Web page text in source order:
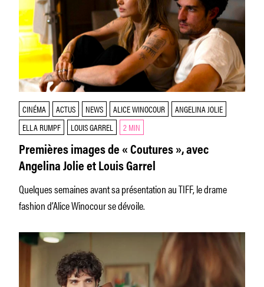
CINÉMA ACTUS NEWS ALICE WINOCOUR
ANGELINA JOLIE
ELLA RUMPF
LOUIS GARREL 2 MIN
Premières images de « Coutures », avec
Angelina Jolie et Louis Garrel
Quelques semaines avant sa présentation au TIFF, le drame
fashion d’Alice Winocour se dévoile.